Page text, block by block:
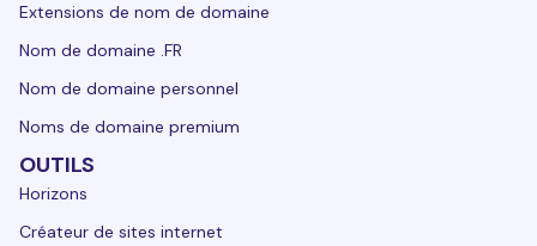
Extensions de nom de domaine
Nom de domaine .FR
Nom de domaine personnel
Noms de domaine premium
OUTILS
Horizons
Créateur de sites internet